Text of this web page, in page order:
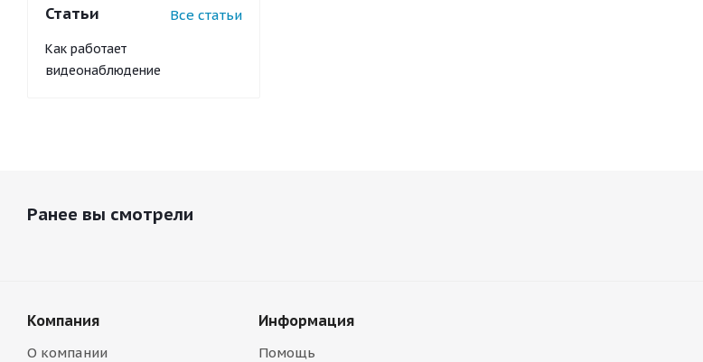
Статьи Все статьи
Как работает
видеонаблюдение
Ранее вы смотрели
Компания
О компании
Информация
Помощь